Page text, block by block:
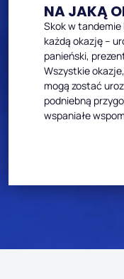
NA JAKĄ
Skok w
każdą okazję –
panieński,
Wszystkie
mogą zostać
podniebną
wspaniałe